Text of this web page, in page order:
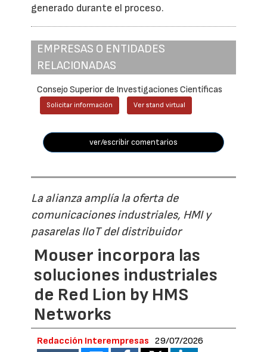
generado durante el proceso.
EMPRESAS O ENTIDADES
RELACIONADAS
Consejo Superior de Investigaciones Científicas
Solicitar información Ver stand virtual
ver/escribir comentarios
La alianza amplía la oferta de
comunicaciones industriales, HMI y
pasarelas IIoT del distribuidor
Mouser incorpora las
soluciones industriales
de Red Lion by HMS
Networks
Redacción Interempresas 29/07/2026